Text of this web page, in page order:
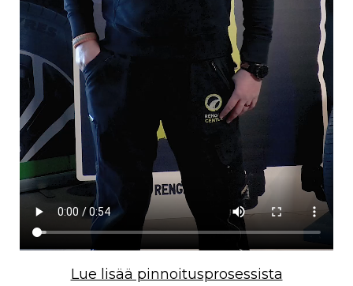
Lue lisää pinnoitusprosessista